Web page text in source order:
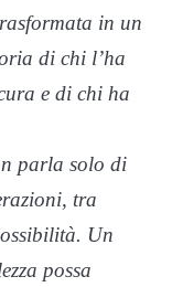
in un
di chi l’ha
e di chi ha
parla solo di
tra
Un
possa